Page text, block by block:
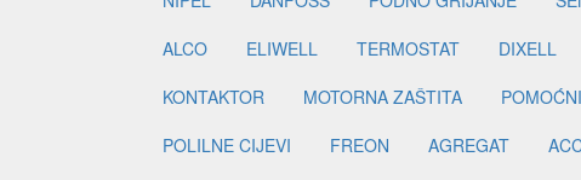
ALCO
ELIWELL TERMOSTAT DIXELL
KONTAKTOR
MOTORNA ZAŠTITA
POLILNE CIJEVI
FREON AGREGAT